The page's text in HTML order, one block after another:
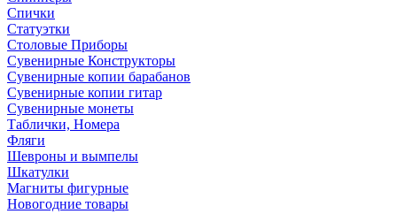
Спички
Статуэтки
Столовые Приборы
Сувенирные Конструкторы
Сувенирные копии барабанов
Сувенирные копии гитар
Сувенирные монеты
Таблички, Номера
Фляги
Шевроны и вымпелы
Шкатулки
Магниты фигурные
Новогодние товары